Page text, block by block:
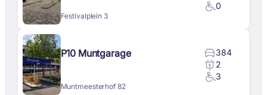
Festivalplein 3
0
P10 Muntgarage
Muntmeesterhof 82
384
2
3